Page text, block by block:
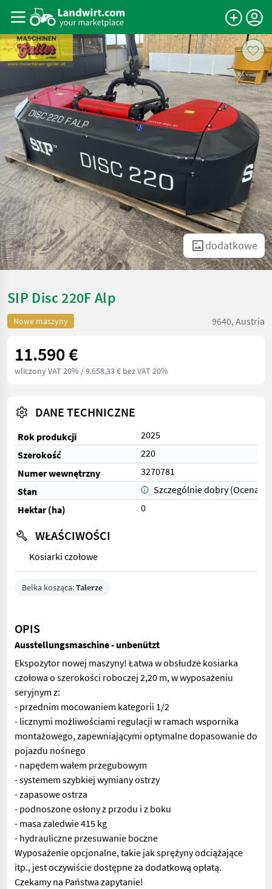
dodatkowe
SIP Disc 220F Alp
Nowe maszyny 9640, Austria
11.590 €
wliczony VAT 20% / 9.658,33 € bez VAT 20%
DANE TECHNICZNE
Rok produkcji
2025
Szerokość
220
Numer wewnętrzny
3270781
Stan
Szczególnie dobry (Ocena 1)
Hektar (ha)
0
WŁAŚCIWOŚCI
Kosiarki czołowe
Belka kosząca:Talerze
OPIS
Ausstellungsmaschine - unbenützt
Ekspozytor nowej maszyny! Łatwa w obsłudze kosiarka
czołowa o szerokości roboczej 2,20 m, w wyposażeniu
seryjnym z:
- przednim mocowaniem kategorii 1/2
- licznymi możliwościami regulacji w ramach wspornika
montażowego, zapewniającymi optymalne dopasowanie do
pojazdu nośnego
- napędem wałem przegubowym
- systemem szybkiej wymiany ostrzy
- zapasowe ostrza
- podnoszone osłony z przodu i z boku
- masa zaledwie 415 kg
- hydrauliczne przesuwanie boczne
Wyposażenie opcjonalne, takie jak sprężyny odciążające
itp., jest oczywiście dostępne za dodatkową opłatą.
Czekamy na Państwa zapytanie!